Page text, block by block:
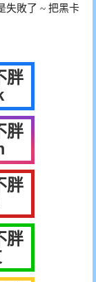
失敗了 ~ 把黑卡
胖
胖
胖
胖